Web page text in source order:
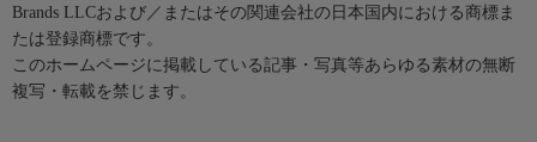
Brands LLCおよび／またはその関連会社の日本国内における商標ま
たは登録商標です。
このホームページに掲載している記事・写真等あらゆる素材の無断
複写・転載を禁じます。